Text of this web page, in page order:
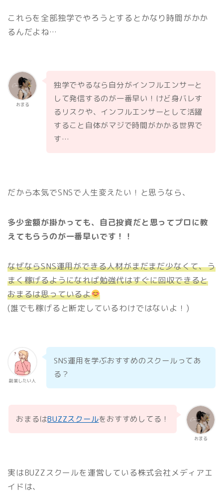
これらを全部独学でやろうとするとかなり時間がかか
るんだよね…
おまる
独学でやるなら自分がインフルエンサーと
して発信するのが一番早い！けど身バレす
るリスクや、インフルエンサーとして活躍
すること自体がマジで時間がかかる世界で
す…
だから本気でSNSで人生変えたい！と思うなら、
多少金額が掛かっても、自己投資だと思ってプロに教
えてもらうのが一番早いです！！
なぜならSNS運用ができる人材がまだまだ少なくて、う
まく稼げるようになれば勉強代はすぐに回収できると
おまるは思っているよ
(誰でも稼げると断定しているわけではないよ！)
副業したい人
SNS運用を学ぶおすすめのスクールってあ
る？
おまる
おまるはBUZZスクールをおすすめしてる！
実はBUZZスクールを運営している株式会社メディアエ
イドは、